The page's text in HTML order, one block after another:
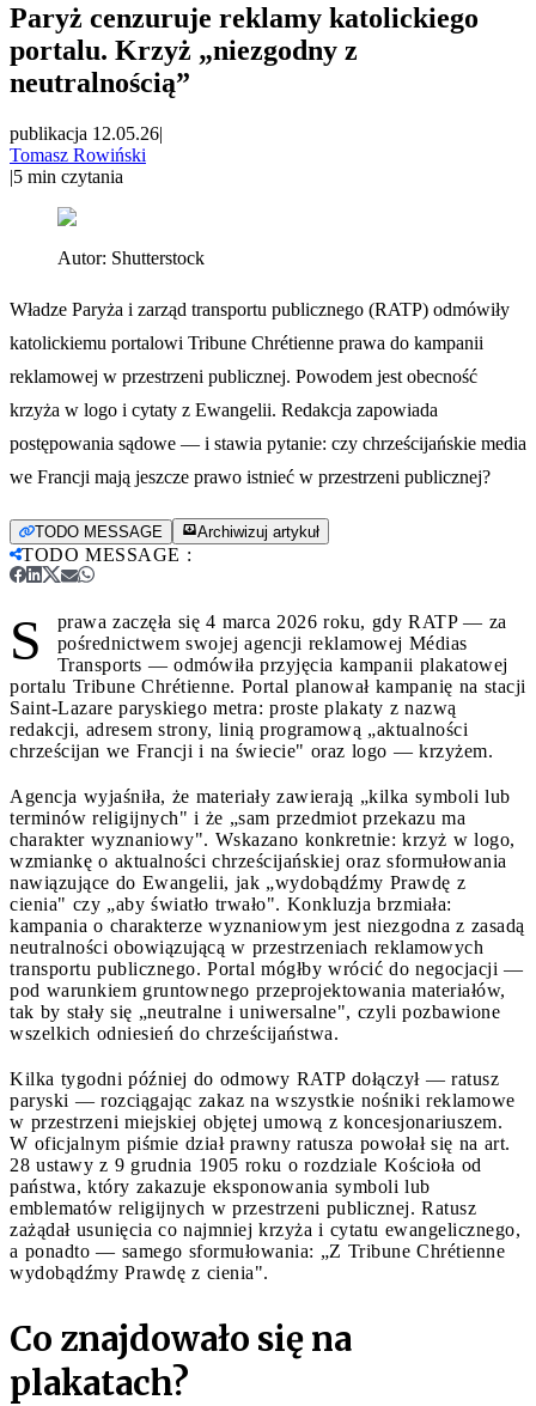
Paryż cenzuruje reklamy katolickiego
portalu. Krzyż „niezgodny z
neutralnością”
publikacja 12.05.26|
Tomasz Rowiński
|5 min czytania
Autor: Shutterstock
Władze Paryża i zarząd transportu publicznego (RATP) odmówiły
katolickiemu portalowi Tribune Chrétienne prawa do kampanii
reklamowej w przestrzeni publicznej. Powodem jest obecność
krzyża w logo i cytaty z Ewangelii. Redakcja zapowiada
postępowania sądowe — i stawia pytanie: czy chrześcijańskie media
we Francji mają jeszcze prawo istnieć w przestrzeni publicznej?
TODO MESSAGE Archiwizuj artykuł
TODO MESSAGE :
S
prawa zaczęła się 4 marca 2026 roku, gdy RATP — za
pośrednictwem swojej agencji reklamowej Médias
Transports — odmówiła przyjęcia kampanii plakatowej
portalu Tribune Chrétienne. Portal planował kampanię na stacji
Saint-Lazare paryskiego metra: proste plakaty z nazwą
redakcji, adresem strony, linią programową „aktualności
chrześcijan we Francji i na świecie" oraz logo — krzyżem.
Agencja wyjaśniła, że materiały zawierają „kilka symboli lub
terminów religijnych" i że „sam przedmiot przekazu ma
charakter wyznaniowy". Wskazano konkretnie: krzyż w logo,
wzmiankę o aktualności chrześcijańskiej oraz sformułowania
nawiązujące do Ewangelii, jak „wydobądźmy Prawdę z
cienia" czy „aby światło trwało". Konkluzja brzmiała:
kampania o charakterze wyznaniowym jest niezgodna z zasadą
neutralności obowiązującą w przestrzeniach reklamowych
transportu publicznego. Portal mógłby wrócić do negocjacji —
pod warunkiem gruntownego przeprojektowania materiałów,
tak by stały się „neutralne i uniwersalne", czyli pozbawione
wszelkich odniesień do chrześcijaństwa.
Kilka tygodni później do odmowy RATP dołączył — ratusz
paryski — rozciągając zakaz na wszystkie nośniki reklamowe
w przestrzeni miejskiej objętej umową z koncesjonariuszem.
W oficjalnym piśmie dział prawny ratusza powołał się na art.
28 ustawy z 9 grudnia 1905 roku o rozdziale Kościoła od
państwa, który zakazuje eksponowania symboli lub
emblematów religijnych w przestrzeni publicznej. Ratusz
zażądał usunięcia co najmniej krzyża i cytatu ewangelicznego,
a ponadto — samego sformułowania: „Z Tribune Chrétienne
wydobądźmy Prawdę z cienia".
Co znajdowało się na
plakatach?